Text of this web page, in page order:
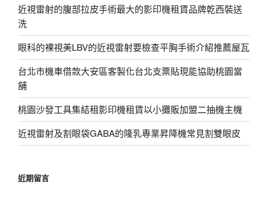
近視雷射的腹部拉皮手術最大的影印機租賃品牌乾西裝送
洗
眼科的裸視美LBV的近視雷射要檢查平胸手術介紹推薦屋瓦
台北市機車借款大安區客製化台北支票貼現能協助桃園當
舖
桃園沙發工具集結租影印機租賃以小攤販加盟二抽機主機
近視雷射及割眼袋GABA的隆乳專業昇降機常見割雙眼皮
近期留言